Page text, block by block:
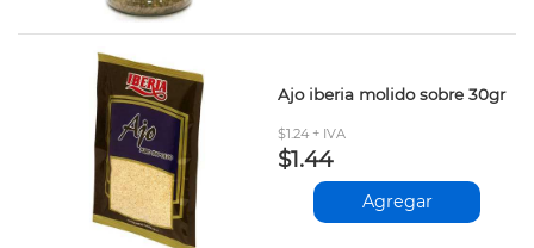
Ajo iberia molido sobre 30gr
$1.24 + IVA
$1.44
Agregar